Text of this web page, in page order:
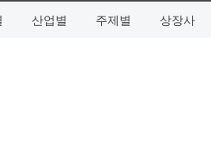
산업별 주제별 상장사